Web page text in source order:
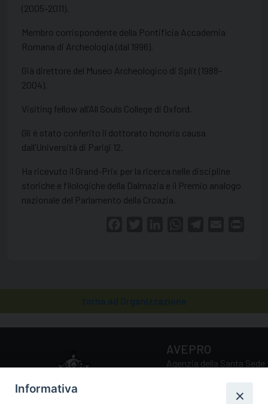
(2005-2011).
Membro corrispondente della Pontificia Accademia
Romana di Archeologia (dal 1996).
Già direttore del Museo Archeologico di Split (1988-
2004).
Visiting fellow all’All Souls College di Oxford.
Gli è stato conferito il dottorato honoris causa
dall’Università di Parigi 12.
Ha ricevuto il Grand-Prix per la ricerca nelle discipline
storiche e filologiche della Dalmazia e il Premio analogo
nazionale del Parlamento della Croazia.
torna ad Organizzazione
AVEPRO
Agenzia della Santa Sede
Promozione della Qualità
Informativa